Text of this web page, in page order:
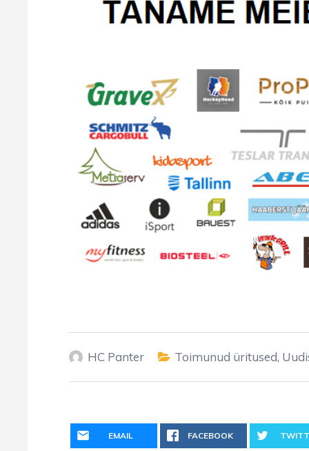
HC Panter Toimunud üritused,
EMAIL FACEBOOK